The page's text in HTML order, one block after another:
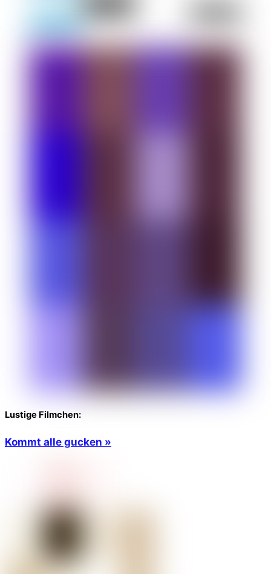
Lustige Filmchen:
Kommt alle gucken »